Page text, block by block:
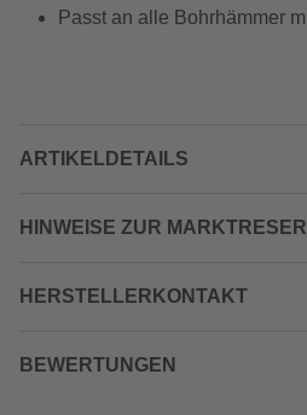
Passt an alle Bohrhämmer
ARTIKELDETAILS
HINWEISE ZUR
HERSTELLERKONTAKT
BEWERTUNGEN